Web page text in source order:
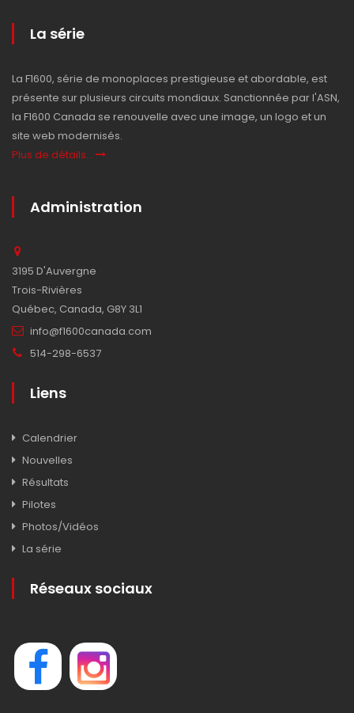
La série
La F1600, série de monoplaces prestigieuse et abordable, est
présente sur plusieurs circuits mondiaux. Sanctionnée par l'ASN,
la F1600 Canada se renouvelle avec une image, un logo et un
site web modernisés.
Plus de détails...
Administration
3195 D'Auvergne
Trois-Rivières
Québec, Canada, G8Y 3L1
info@f1600canada.com
514-298-6537
Liens
Calendrier
Nouvelles
Résultats
Pilotes
Photos/Vidéos
La série
Réseaux sociaux